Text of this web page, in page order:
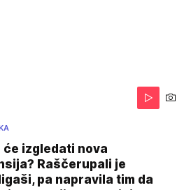
će izgledati nova
Raščerupali je
pa napravila tim da